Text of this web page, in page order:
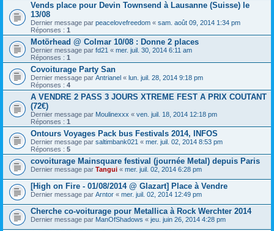
Vends place pour Devin Townsend à Lausanne (Suisse) le
13/08
Dernier message par peacelovefreedom « sam. août 09, 2014 1:34 pm
Réponses : 1
Motörhead @ Colmar 10/08 : Donne 2 places
Dernier message par fd21 « mer. juil. 30, 2014 6:11 am
Réponses : 1
Covoiturage Party San
Dernier message par Antrianel « lun. juil. 28, 2014 9:18 pm
Réponses : 4
A VENDRE 2 PASS 3 JOURS XTREME FEST A PRIX COUTANT
(72€)
Dernier message par Moulinexxx « ven. juil. 18, 2014 12:18 pm
Réponses : 1
Ontours Voyages Pack bus Festivals 2014, INFOS
Dernier message par saltimbank021 « mer. juil. 02, 2014 8:53 pm
Réponses : 5
covoiturage Mainsquare festival (journée Metal) depuis Paris
Dernier message par Tangui « mer. juil. 02, 2014 6:28 pm
[High on Fire - 01/08/2014 @ Glazart] Place à Vendre
Dernier message par Arntor « mer. juil. 02, 2014 12:49 pm
Cherche co-voiturage pour Metallica à Rock Werchter 2014
Dernier message par ManOfShadows « jeu. juin 26, 2014 4:28 pm